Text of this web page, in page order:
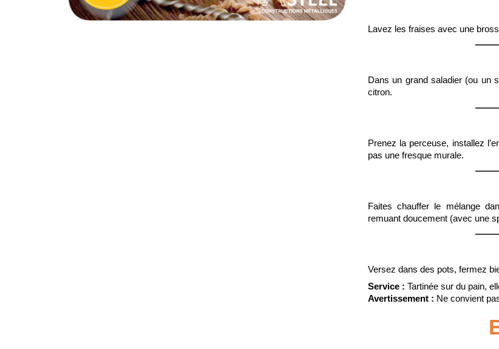
Lavez les fraises avec une
Dans un grand saladier (ou un
citron.
Prenez la perceuse, installez
pas une fresque murale.
Faites chauffer le mélange
remuant doucement (avec une
Versez dans des pots, fermez
Service : Tartinée sur du pain,
Avertissement : Ne convient